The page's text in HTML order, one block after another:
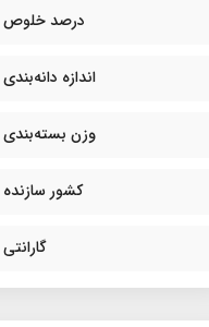
درصد خلوص
اندازه دانه‌بندی
وزن بسته‌بندی
کشور سازنده
گارانتی